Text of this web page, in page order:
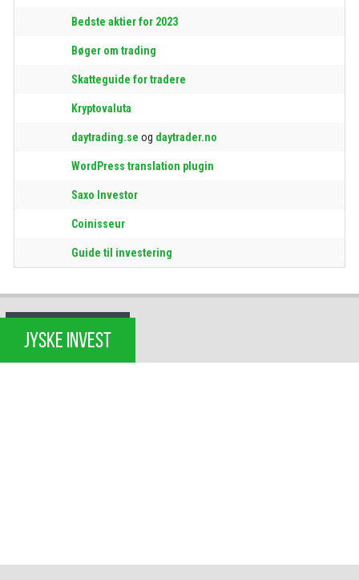
Bedste aktier for 2023
Bøger om trading
Skatteguide for tradere
Kryptovaluta
daytrading.se og daytrader.no
WordPress translation plugin
Saxo Investor
Coinisseur
Guide til investering
JYSKE INVEST